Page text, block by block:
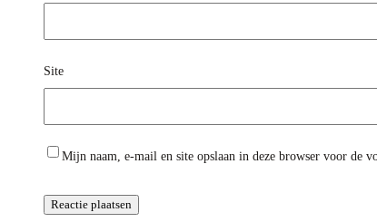
Site
Mijn naam, e-mail en site opslaan in deze browser voor de